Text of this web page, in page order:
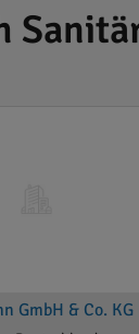
GmbH & Co. KG